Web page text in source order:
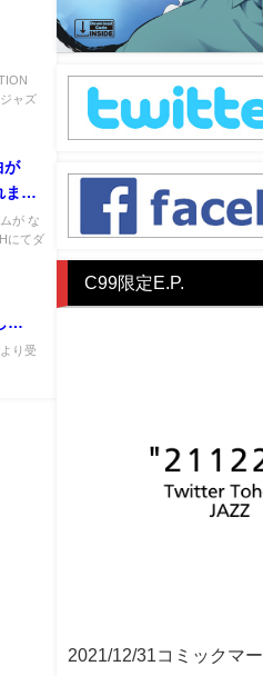
ャズ
が
が な
にてダ
り受
C99限定E.P.
2021/12/31コミックマ